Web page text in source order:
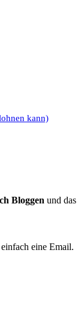
kann)
Bloggen und das
eine Email.